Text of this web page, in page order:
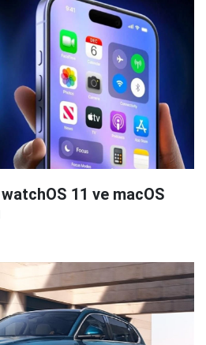
11 ve macOS